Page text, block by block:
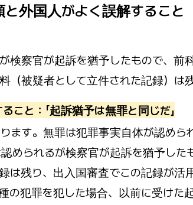
外国人がよく誤解すること
検察官が起訴を猶予したもので、前
（被疑者として立件された記録）は残
こと：「起訴猶予は無罪と同じだ」
ます。無罪は犯罪事実自体が認めら
められるが検察官が起訴を猶予した
は残り、出入国審査でこの記録が活
の犯罪を犯した場合、以前に受けた